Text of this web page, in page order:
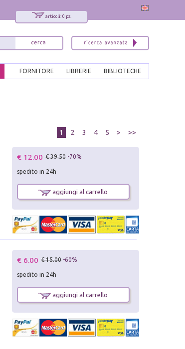
articoli: 0 pz.
BIBLIOTECHE
LIBRERIE
FORNITORE
1 2 3 4 5 > >>
€ 12.00 € 39.50 -70%
spedito in 24h
aggiungi al carrello
€ 6.00 € 15.00 -60%
spedito in 24h
aggiungi al carrello